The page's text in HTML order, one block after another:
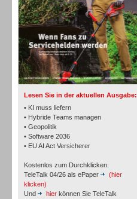
Lesen Sie in der aktuellen Ausgabe:
• KI muss liefern
• Hybride Teams managen
• Geopolitik
• Software 2036
• EU AI Act Versicherer
Kostenlos zum Durchklicken:
TeleTalk 04/26 als ePaper
(hier
klicken)
Und
hier können Sie TeleTalk
TK- und ACD-Systeme
Workforce-Management